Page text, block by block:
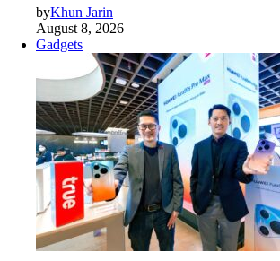
byKhun Jarin
August 8, 2026
Gadgets